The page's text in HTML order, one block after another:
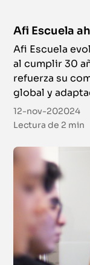
Afi Escuela
Afi Escuela
al cumplir 30
refuerza su
global y
12-nov-202024
Lectura de 2 min